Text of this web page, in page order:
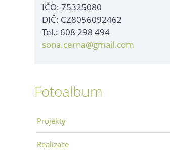
IČO: 75325080
DIČ: CZ8056092462
Tel.: 608 298 494
sona.cerna@gmail.com
Fotoalbum
Projekty
Realizace